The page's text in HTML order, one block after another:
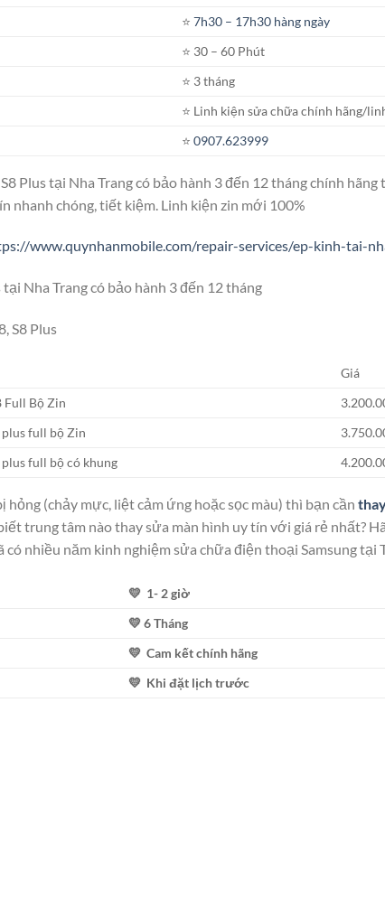
⭐️7h30 – 17h30 hàng ngày
⭐️ 30 – 60 Phút
⭐️ 3 tháng
⭐️ Linh kiện sửa chữa chính hãng/
⭐️0907.623999
Plus tại Nha Trang có bảo hành 3 đến 12 tháng chính hãng
nhanh chóng, tiết kiệm. Linh kiện zin mới 100%
www.quynhanmobile.com/repair-services/ep-kinh-tai-
tại Nha Trang có bảo hành 3 đến 12 tháng
S8 Plus
Giá
Full Bộ Zin
plus full bộ Zin
plus full bộ có khung
(chảy mực, liệt cảm ứng hoặc sọc màu) thì bạn cần
trung tâm nào thay sửa màn hình uy tín với giá rẻ nhất?
có nhiều năm kinh nghiệm sửa chữa điện thoại Samsung tại
💛 1- 2 giờ
💛 6 Tháng
💛 Cam kết chính hãng
💛 Khi đặt lịch trước